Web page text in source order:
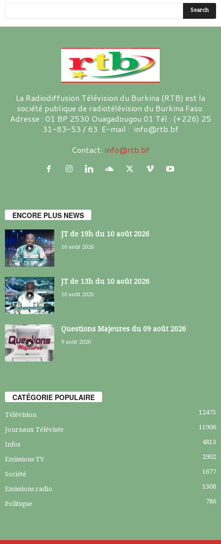
La Radiodiffusion Télévision du Burkina (RTB) est la
société publique de radiotélévision du Burkina Faso.
Adresse : 01 BP 2530 Ouagadougou 01 Tél : (+226) 25
31-83-53 / 63 E-mail : info@rtb.bf
Contact: info@rtb.bf
ENCORE PLUS NEWS
JT de 19h du 10 août 2026
10 août 2026
JT de 13h du 10 août 2026
10 août 2026
Questions Majeures du 09 août 2026
9 août 2026
CATÉGORIE POPULAIRE
Télévision 12475
Journaux Télévisés 11906
Infos 4813
Emissions TV 2902
Société 1677
Emissions radio 1368
Politique 786